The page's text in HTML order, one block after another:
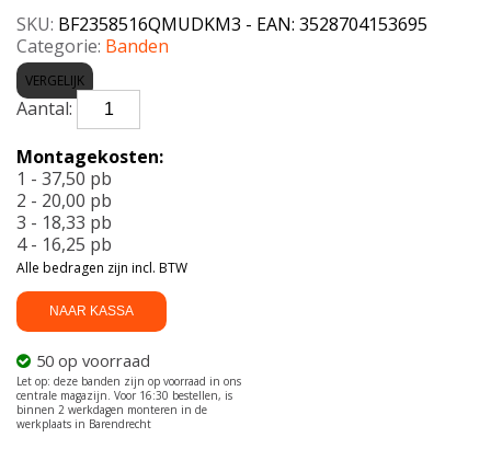
SKU: BF2358516QMUDKM3 - EAN: 3528704153695
Categorie: Banden
VERGELIJK
BF
GOODRICH-
T/A
KM3
POR
235/85
R16
120Q
aantal
NAAR KASSA
50 op voorraad
Montagekosten:
1 - 37,50 pb
2 - 20,00 pb
3 - 18,33 pb
4 - 16,25 pb
Alle bedragen zijn incl. BTW